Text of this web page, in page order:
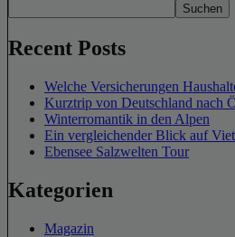
Suchen
Recent Posts
Welche Versicherungen
Kurztrip von Deutschland nach
Winterromantik in den Alpen
Ein vergleichender Blick auf
Ebensee Salzwelten Tour
Kategorien
Magazin